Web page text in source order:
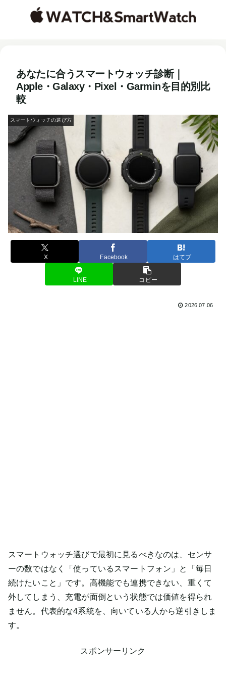
あなたに合うスマートウォッチ診断｜
Apple・Galaxy・Pixel・Garminを目的別比
較
スマートウォッチの選び方
X Facebook はてブ
LINE コピー
2026.07.06
スマートウォッチ選びで最初に見るべきなのは、センサ
ーの数ではなく「使っているスマートフォン」と「毎日
続けたいこと」です。高機能でも連携できない、重くて
外してしまう、充電が面倒という状態では価値を得られ
ません。代表的な4系統を、向いている人から逆引きしま
す。
スポンサーリンク